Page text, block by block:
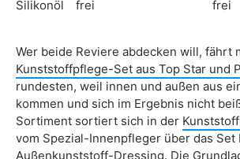
Silikonöl
frei frei
Wer beide Reviere abdecken will, fährt
Kunststoffpflege-Set aus Top Star und
rundesten, weil innen und außen aus
kommen und sich im Ergebnis nicht
Sortiment sortiert sich in der
vom Spezial-Innenpfleger über das Set
Außenkunststoff-Dressing. Die